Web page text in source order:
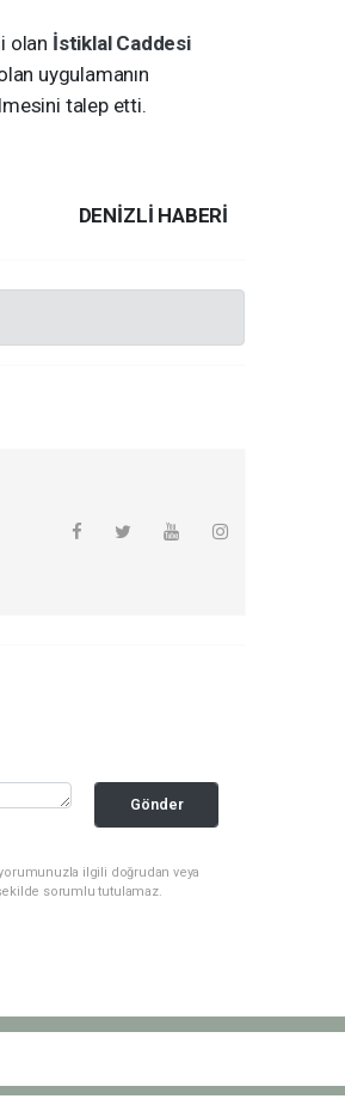
olan İstiklal Caddesi
uygulamanın
talep etti.
DENIZLI HABERİ
Gönder
ilgili doğrudan veya
sorumlu tutulamaz.